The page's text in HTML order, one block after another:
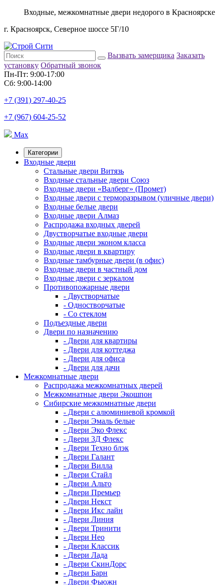
Входные, межкомнатные двери недорого в Красноярске
г. Красноярск, Северное шоссе 5Г/10
Вызвать замерщика Заказать
установку Обратный звонок
Пн-Пт: 9:00-17:00
Сб: 9:00-14:00
+7 (391) 297-40-25
+7 (967) 604-25-52
Max
Категории
Входные двери
Стальные двери Витязь
Входные стальные двери Союз
Входные двери «Валберг» (Промет)
Входные двери с терморазрывом (уличные двери)
Входные белые двери
Входные двери Алмаз
Распродажа входных дверей
Двустворчатые входные двери
Входные двери эконом класса
Входные двери в квартиру
Входные тамбурные двери (в офис)
Входные двери в частный дом
Входные двери с зеркалом
Противопожарные двери
- Двустворчатые
- Одностворчатые
- Со стеклом
Подъездные двери
Двери по назначению
- Двери для квартиры
- Двери для коттеджа
- Двери для офиса
- Двери для дачи
Межкомнатные двери
Распродажа межкомнатных дверей
Межкомнатные двери Экошпон
Сибирские межкомнатные двери
- Двери с алюминиевой кромкой
- Двери Эмаль белые
- Двери Эко Флекс
- Двери 3Д Флекс
- Двери Техно блэк
- Двери Галант
- Двери Вилла
- Двери Стайл
- Двери Альто
- Двери Премьер
- Двери Некст
- Двери Икс лайн
- Двери Линия
- Двери Тринити
- Двери Нео
- Двери Классик
- Двери Лада
- Двери СкинДорс
- Двери Барн
- Двери Фьюжн